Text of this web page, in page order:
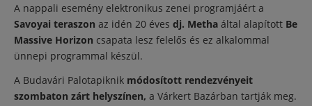
A nappali esemény elektronikus zenei programjáért a
Savoyai teraszon az idén 20 éves dj. Metha által alapított Be
Massive Horizon csapata lesz felelős és ez alkalommal
ünnepi programmal készül.
A Budavári Palotapiknik módosított rendezvényeit
szombaton zárt helyszínen, a Várkert Bazárban tartják meg.